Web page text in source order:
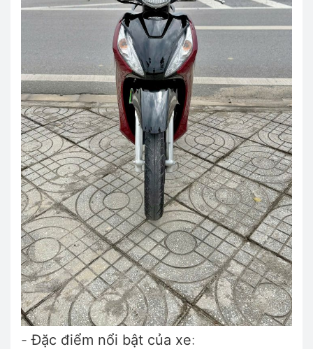
-Đặc điểm nổi bật của xe: